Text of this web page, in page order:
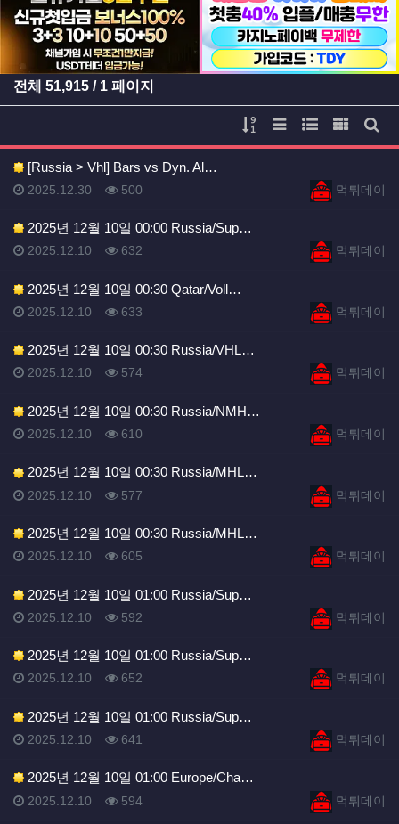
등록일 등록일
전체 51,915 / 1 페이지
게시물 정렬
리스트 스타일
웹진 스타일
갤러리
게
[Russia > Vhl] Bars vs Dyn. Al…
등록자먹튀데이
등록일
2025.12.30 조회
500
2025년 12월 10일 00:00 Russia/Sup…
등록자먹튀데이
등록일
2025.12.10 조회
632
2025년 12월 10일 00:30 Qatar/Voll…
등록자먹튀데이
등록일
2025.12.10 조회
633
2025년 12월 10일 00:30 Russia/VHL…
등록자먹튀데이
등록일
2025.12.10 조회
574
2025년 12월 10일 00:30 Russia/NMH…
등록자먹튀데이
등록일
2025.12.10 조회
610
2025년 12월 10일 00:30 Russia/MHL…
등록자먹튀데이
등록일
2025.12.10 조회
577
2025년 12월 10일 00:30 Russia/MHL…
등록자먹튀데이
등록일
2025.12.10 조회
605
2025년 12월 10일 01:00 Russia/Sup…
등록자먹튀데이
등록일
2025.12.10 조회
592
2025년 12월 10일 01:00 Russia/Sup…
등록자먹튀데이
등록일
2025.12.10 조회
652
2025년 12월 10일 01:00 Russia/Sup…
등록자먹튀데이
등록일
2025.12.10 조회
641
2025년 12월 10일 01:00 Europe/Cha…
등록자먹튀데이
등록일
2025.12.10 조회
594